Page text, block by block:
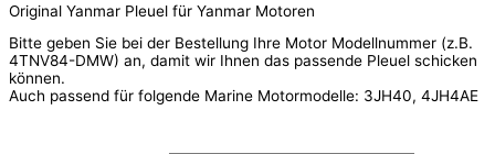
Original Yanmar Pleuel für Yanmar Motoren
Bitte geben Sie bei der Bestellung Ihre Motor Modellnummer (z.B.
4TNV84-DMW) an, damit wir Ihnen das passende Pleuel schicken
können.
Auch passend für folgende Marine Motormodelle: 3JH40, 4JH4AE